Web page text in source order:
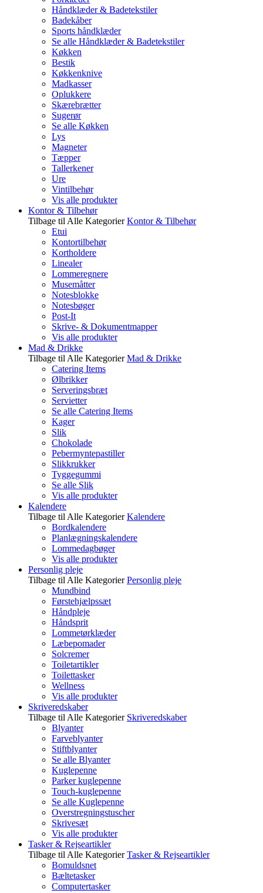
Håndklæder & Badetekstiler
Badekåber
Sports håndklæder
Se alle Håndklæder & Badetekstiler
Køkken
Bestik
Køkkenknive
Madkasser
Oplukkere
Skærebrætter
Sugerør
Se alle Køkken
Lys
Magneter
Tæpper
Tallerkener
Ure
Vintilbehør
Vis alle produkter
Kontor & Tilbehør
Tilbage til Alle Kategorier Kontor & Tilbehør
Etui
Kontortilbehør
Kortholdere
Linealer
Lommeregnere
Musemåtter
Notesblokke
Notesbøger
Post-It
Skrive- & Dokumentmapper
Vis alle produkter
Mad & Drikke
Tilbage til Alle Kategorier Mad & Drikke
Catering Items
Ølbrikker
Serveringsbræt
Servietter
Se alle Catering Items
Kager
Slik
Chokolade
Pebermyntepastiller
Slikkrukker
Tyggegummi
Se alle Slik
Vis alle produkter
Kalendere
Tilbage til Alle Kategorier Kalendere
Bordkalendere
Planlægningskalendere
Lommedagbøger
Vis alle produkter
Personlig pleje
Tilbage til Alle Kategorier Personlig pleje
Mundbind
Førstehjælpssæt
Håndpleje
Håndsprit
Lommetørklæder
Læbepomader
Solcremer
Toiletartikler
Toilettasker
Wellness
Vis alle produkter
Skriveredskaber
Tilbage til Alle Kategorier Skriveredskaber
Blyanter
Farveblyanter
Stiftblyanter
Se alle Blyanter
Kuglepenne
Parker kuglepenne
Touch-kuglepenne
Se alle Kuglepenne
Overstregningstuscher
Skrivesæt
Vis alle produkter
Tasker & Rejseartikler
Tilbage til Alle Kategorier Tasker & Rejseartikler
Bomuldsnet
Bæltetasker
Computertasker